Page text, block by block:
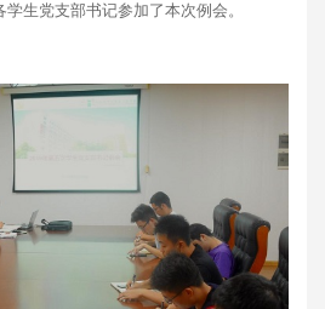
生党支部书记参加了本次例会。